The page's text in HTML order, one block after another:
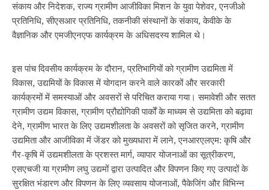
संकाय और निदेशक, राज्य ग्रामीण आजीविका मिशन के युवा पेशेवर, एनजीओ
प्रतिनिधि, सीएसआर प्रतिनिधि, तकनीकी संस्थानों के संकाय, केवीके के
वैज्ञानिक और एमजीएनएफ कार्यक्रम के अधिसदस्‍य शामिल थे।
इस पांच दिवसीय कार्यक्रम के दौरान, प्रतिभागियों को ग्रामीण उद्यमिता में
विकास, उद्यमियों के विकास में योगदान करने वाले कारकों और सरकारी
कार्यक्रमों में समस्याओं और अवसरों से परिचित कराया गया। समावेशी और सतत
ग्रामीण उद्यम विकास, ग्रामीण प्रौद्योगिकी पार्कों के माध्यम से उद्यमिता को बढ़ावा
देने, ग्रामीण भारत के लिए उद्यमशीलता के अवसरों को सृजित करने, ग्रामीण
उद्यमिता और आजीविका में जेंडर को मुख्यधारा में लाने, एनआरएलएम: कृषि और
गैर-कृषि में उद्यमशीलता के प्रशस्त मार्ग, व्‍यापार योजनाओं का सूत्रीकरण,
एसएचजी या ग्रामीण लघु उद्यमों द्वारा उत्पादित और विपणन किए गए उत्पादों के
सुरक्षित भंडारण और विपणन के लिए व्यवसाय योजनाओं, पैकेजिंग और विभिन्न